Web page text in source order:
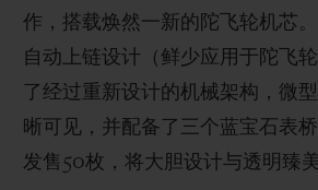
作，搭载焕然一新的陀飞轮机芯
自动上链设计（鲜少应用于陀飞
了经过重新设计的机械架构，微
晰可见，并配备了三个蓝宝石表
发售50枚，将大胆设计与透明臻